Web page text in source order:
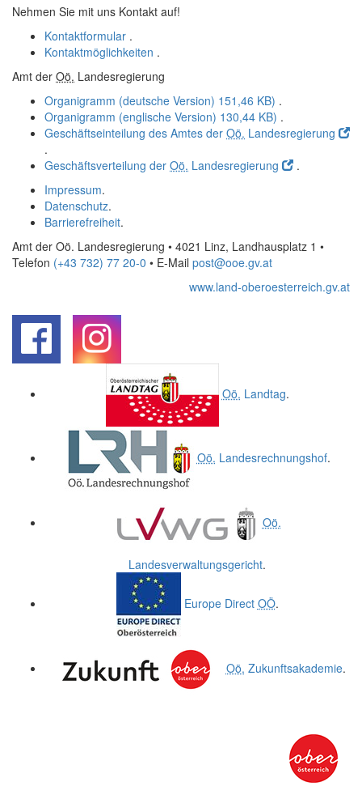
Nehmen Sie mit uns Kontakt auf!
Kontaktformular .
Kontaktmöglichkeiten .
Amt der Oö. Landesregierung
Organigramm (deutsche Version) 151,46 KB) .
Organigramm (englische Version) 130,44 KB) .
Geschäftseinteilung des Amtes der Oö. Landesregierung
.
Geschäftsverteilung der Oö. Landesregierung
.
Impressum.
Datenschutz.
Barrierefreiheit.
Amt der Oö. Landesregierung • 4021 Linz, Landhausplatz 1 •
Telefon (+43 732) 77 20-0 • E-Mail post@ooe.gv.at
www.land-oberoesterreich.gv.at
Oö. Landtag.
Oö. Landesrechnungshof.
Oö.
Landesverwaltungsgericht.
Europe Direct OÖ.
Oö. Zukunftsakademie.